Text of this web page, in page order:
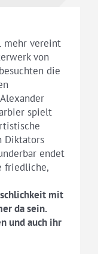
mehr vereint
von
die
spielt
Diktators
endet
friedliche,
mit
da sein.
und auch ihr